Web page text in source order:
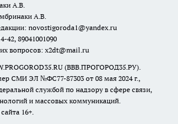
А.В.
А.В.
novostigoroda1@yandex.ru
42, 89041001090
вопросов: x2dt@mail.ru
(ВВВ.ПРОГОРОД35.РУ).
СМИ ЭЛ №ФС77-87303 от 08 мая 2024 г.,
службой по надзору в сфере связи,
и массовых коммуникаций.
16+.